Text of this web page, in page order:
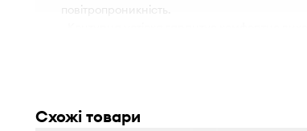
повітропроникність.
Схожі товари